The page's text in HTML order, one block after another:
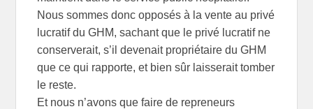
Nous sommes donc opposés à la vente au privé
lucratif du GHM, sachant que le privé lucratif ne
conserverait, s’il devenait propriétaire du GHM
que ce qui rapporte, et bien sûr laisserait tomber
le reste.
Et nous n’avons que faire de repreneurs